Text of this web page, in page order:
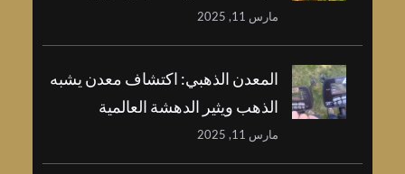
مارس 11, 2025
المعدن الذهبي: اكتشاف معدن يشبه
الذهب ويثير الدهشة العالمية
مارس 11, 2025